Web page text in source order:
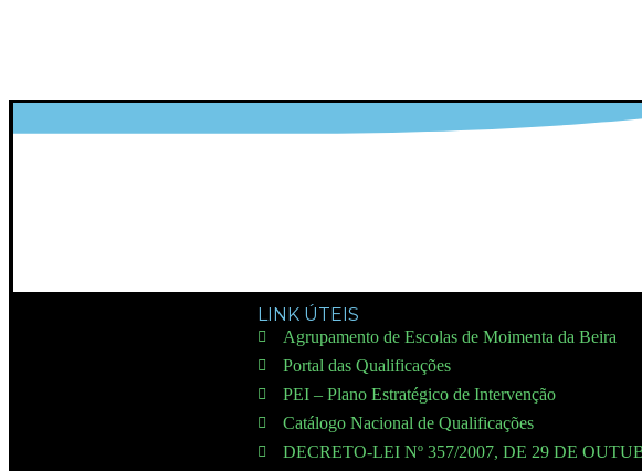
LINK ÚTEIS
Agrupamento de Escolas de Moimenta da Beira
Portal das Qualificações
PEI – Plano Estratégico de Intervenção
Catálogo Nacional de Qualificações
DECRETO-LEI Nº 357/2007, DE 29 DE